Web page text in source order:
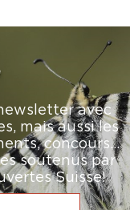
avec
mais aussi les
concours…
soutenus par
Suisse!